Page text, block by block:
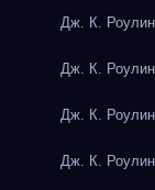
Дж. К.
Дж. К.
Дж. К.
Дж. К.